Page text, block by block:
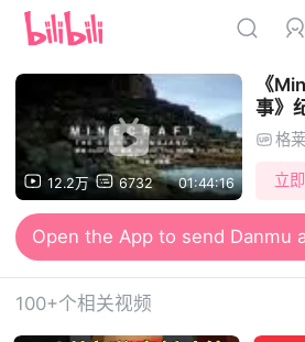
12.2万 6732 01:44:16
《
事》
格
立
100+个相关视频